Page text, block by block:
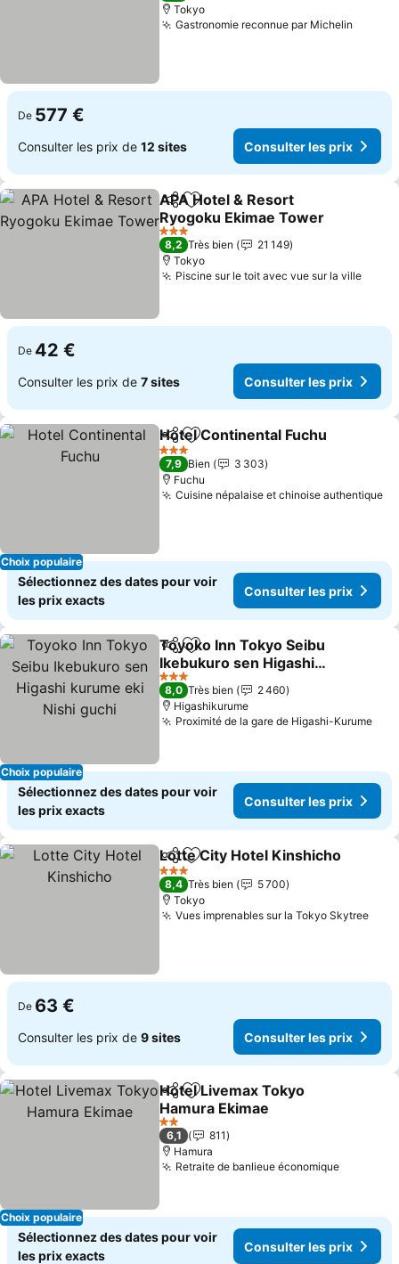
Tokyo
Gastronomie reconnue par Michelin
De 577 €
Consulter les prix de 12 sites Consulter les prix
PartagerAjouter à mes favoris
APA Hotel & Resort
Ryogoku Ekimae Tower
Consulter les prix
3 Étoiles
8,2 Très bien
21 149
Tokyo
Piscine sur le toit avec vue sur la ville
De 42 €
Consulter les prix de 7 sites Consulter les prix
Choix populaire
PartagerAjouter à mes favoris
Hotel Continental Fuchu
3 Étoiles
7,9 Bien
3 303
Fuchu
Cuisine népalaise et chinoise authentique
Sélectionnez des dates pour voir
les prix exacts
Consulter les prix
Choix populaire
PartagerAjouter à mes favoris
Toyoko Inn Tokyo Seibu
Ikebukuro sen Higashi
kurume eki Nishi guchi
Consulter les prix
3 Étoiles
8,0 Très bien
2 460
Higashikurume
Proximité de la gare de Higashi-Kurume
Sélectionnez des dates pour voir
les prix exacts
Consulter les prix
PartagerAjouter à mes favoris
Lotte City Hotel Kinshicho
3 Étoiles
8,4 Très bien
5 700
Tokyo
Vues imprenables sur la Tokyo Skytree
De 63 €
Consulter les prix de 9 sites Consulter les prix
Choix populaire
PartagerAjouter à mes favoris
Hotel Livemax Tokyo
Hamura Ekimae
Consulter les prix
2 Étoiles
6,1
811
Hamura
Retraite de banlieue économique
Sélectionnez des dates pour voir
les prix exacts
Consulter les prix